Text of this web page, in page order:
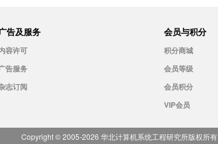
告及服务
容许可
告服务
志订阅
会员与积分
积分商城
会员等级
会员积分
VIP会员
Copyright © 2005-2026 华北计算机系统工程研究所版权所有